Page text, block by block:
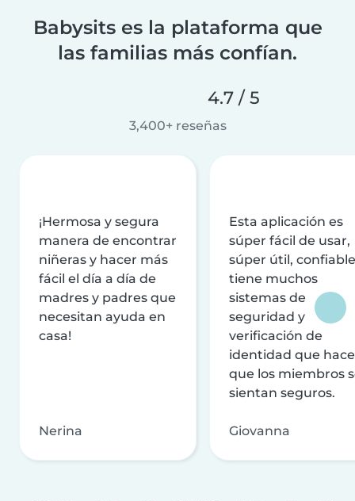
Babysits es la plataforma que
las familias más confían.
4.7 / 5
3,400+ reseñas
¡Hermosa y segura
manera de encontrar
niñeras y hacer más
fácil el día a día de
madres y padres que
necesitan ayuda en
casa!
Nerina
Esta aplicación es
súper fácil de usar,
súper útil,
tiene muchos
sistemas de
seguridad y
verificación de
identidad que
que los miembros
sientan seguros.
Giovanna